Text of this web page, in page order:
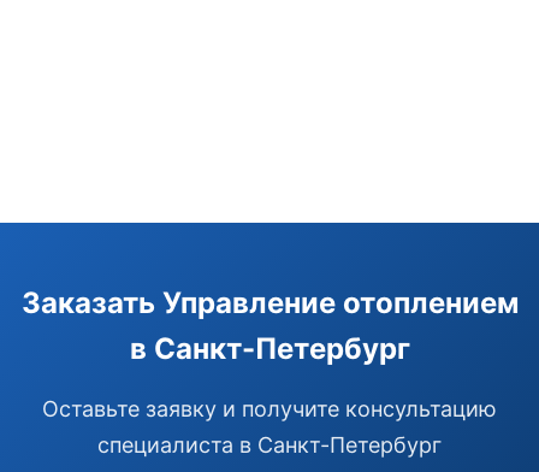
Заказать Управление отоплением
в Санкт-Петербург
Оставьте заявку и получите консультацию
специалиста в Санкт-Петербург